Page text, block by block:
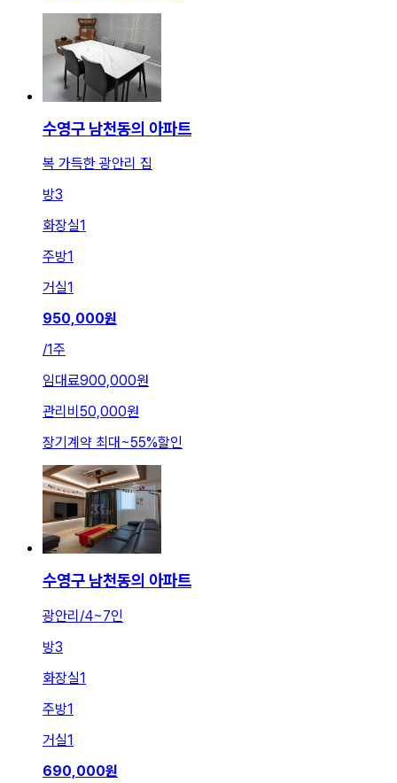
수영구 남천동의 아파트
복 가득한 광안리 집
방3
화장실1
주방1
거실1
950,000원
/1주
임대료900,000원
관리비 50,000원
장기계약 최대 ~55%할인
수영구 남천동의 아파트
광안리/4~7인
방3
화장실1
주방1
거실1
690,000원